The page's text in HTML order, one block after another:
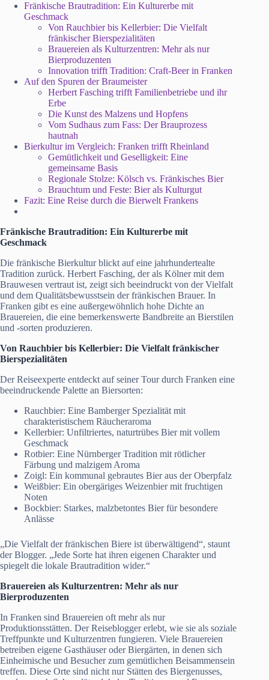
Fränkische Brautradition: Ein Kulturerbe mit
Geschmack
Von Rauchbier bis Kellerbier: Die Vielfalt
fränkischer Bierspezialitäten
Brauereien als Kulturzentren: Mehr als nur
Bierproduzenten
Innovation trifft Tradition: Craft-Beer in Franken
Auf den Spuren der Braumeister
Herbert Fasching trifft Familienbetriebe und ihr
Erbe
Die Kunst des Malzens und Hopfens
Vom Sudhaus zum Fass: Der Brauprozess
hautnah
Bierkultur im Vergleich: Franken trifft Rheinland
Gemütlichkeit und Geselligkeit: Eine
gemeinsame Basis
Regionale Stolze: Kölsch vs. Fränkisches Bier
Brauchtum und Feste: Bier als Kulturgut
Fazit: Eine Reise durch die Bierwelt Frankens
Fränkische Brautradition: Ein Kulturerbe mit
Geschmack
Die fränkische Bierkultur blickt auf eine jahrhundertealte
Tradition zurück. Herbert Fasching, der als Kölner mit dem
Brauwesen vertraut ist, zeigt sich beeindruckt von der Vielfalt
und dem Qualitätsbewusstsein der fränkischen Brauer. In
Franken gibt es eine außergewöhnlich hohe Dichte an
Brauereien, die eine bemerkenswerte Bandbreite an Bierstilen
und -sorten produzieren.
Von Rauchbier bis Kellerbier: Die Vielfalt fränkischer
Bierspezialitäten
Der Reiseexperte entdeckt auf seiner Tour durch Franken eine
beeindruckende Palette an Biersorten:
Rauchbier: Eine Bamberger Spezialität mit
charakteristischem Räucheraroma
Kellerbier: Unfiltriertes, naturtrübes Bier mit vollem
Geschmack
Rotbier: Eine Nürnberger Tradition mit rötlicher
Färbung und malzigem Aroma
Zoigl: Ein kommunal gebrautes Bier aus der Oberpfalz
Weißbier: Ein obergäriges Weizenbier mit fruchtigen
Noten
Bockbier: Starkes, malzbetontes Bier für besondere
Anlässe
„Die Vielfalt der fränkischen Biere ist überwältigend“, staunt
der Blogger. „Jede Sorte hat ihren eigenen Charakter und
spiegelt die lokale Brautradition wider.“
Brauereien als Kulturzentren: Mehr als nur
Bierproduzenten
In Franken sind Brauereien oft mehr als nur
Produktionsstätten. Der Reiseblogger erlebt, wie sie als soziale
Treffpunkte und Kulturzentren fungieren. Viele Brauereien
betreiben eigene Gasthäuser oder Biergärten, in denen sich
Einheimische und Besucher zum gemütlichen Beisammensein
treffen. Diese Orte sind nicht nur Stätten des Biergenusses,